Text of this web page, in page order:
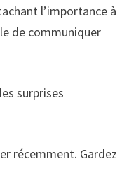
l’importance à
de communiquer
surprises
récemment. Gardez